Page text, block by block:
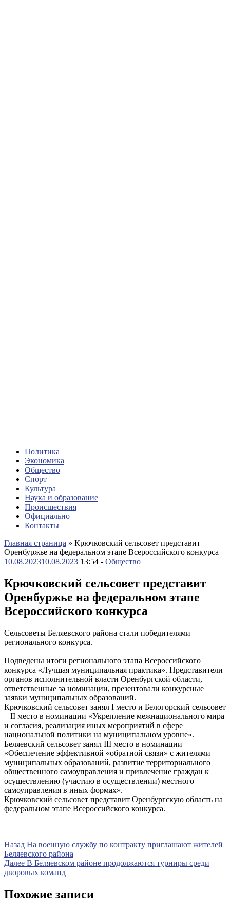
Политика
Экономика
Общество
Спорт
Культура
Наука и образование
Происшествия
Официально
Контакты
Главная страница » Крючковский сельсовет представит
Оренбуржье на федеральном этапе Всероссийского конкурса
10.08.202310.08.2023 13:54 - Общество
Крючковский сельсовет представит
Оренбуржье на федеральном этапе
Всероссийского конкурса
Сельсоветы Беляевского района стали победителями
регионального конкурса.
Подведены итоги регионального этапа Всероссийского
конкурса «Лучшая муниципальная практика». Представители
органов исполнительной власти Оренбургской области,
ответственные за номинации, презентовали конкурсные
заявки муниципальных образований.
Крючковский сельсовет занял I место и Белогорский сельсовет
– II место в номинации «Укрепление межнационального мира
и согласия, реализация иных мероприятий в сфере
национальной политики на муниципальном уровне».
Беляевский сельсовет занял III место в номинации
«Обеспечение эффективной «обратной связи» с жителями
муниципальных образований, развитие территориального
общественного самоуправления и привлечение граждан к
осуществлению (участию в осуществлении) местного
самоуправления в иных формах».
Крючковский сельсовет представит Оренбургскую область на
федеральном этапе Всероссийского конкурса.
Навигация
по
записям
Назад Предыдущая
запись
На военную службу по контракту приглашают жителей
Беляевского района
Далее Следующая
запись
В Беляевском районе продолжаются турниры среди
дворовых команд
Похожие записи